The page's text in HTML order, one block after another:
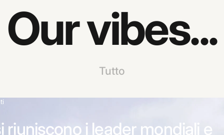
Ourvibes...
Tutto
riuniscono i leader mondiali e